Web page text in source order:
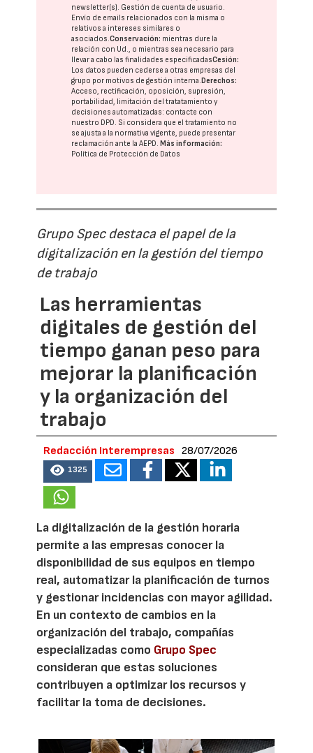
newsletter(s). Gestión de cuenta de usuario.
Envío de emails relacionados con la misma o
relativos a intereses similares o
asociados.Conservación: mientras dure la
relación con Ud., o mientras sea necesario para
llevar a cabo las finalidades especificadasCesión:
Los datos pueden cederse a otras empresas del
grupo por motivos de gestión interna. Derechos:
Acceso, rectificación, oposición, supresión,
portabilidad, limitación del tratatamiento y
decisiones automatizadas: contacte con
nuestro DPD. Si considera que el tratamiento no
se ajusta a la normativa vigente, puede presentar
reclamación ante laAEPD. Más información:
Política de Protección de Datos
Grupo Spec destaca el papel de la
digitalización en la gestión del tiempo
de trabajo
Las herramientas
digitales de gestión del
tiempo ganan peso para
mejorar la planificación
y la organización del
trabajo
Redacción Interempresas 28/07/2026
1325
La digitalización de la gestión horaria
permite a las empresas conocer la
disponibilidad de sus equipos en tiempo
real, automatizar la planificación de turnos
y gestionar incidencias con mayor agilidad.
En un contexto de cambios en la
organización del trabajo, compañías
especializadas como Grupo Spec
consideran que estas soluciones
contribuyen a optimizar los recursos y
facilitar la toma de decisiones.